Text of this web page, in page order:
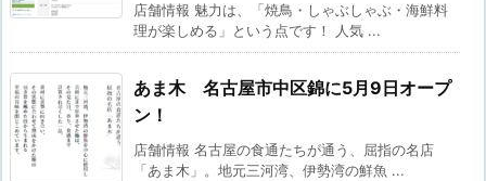
店舗情報 魅力は、「焼鳥・しゃぶしゃぶ・海鮮料
理が楽しめる」という点です！ 人気 ...
あま木 名古屋市中区錦に5月9日オープ
ン！
店舗情報 名古屋の食通たちが通う、屈指の名店
「あま木」。地元三河湾、伊勢湾の鮮魚 ...